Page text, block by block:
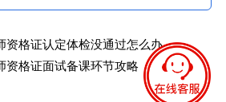
资格证认定体检没通过怎么办
资格证面试备课环节攻略